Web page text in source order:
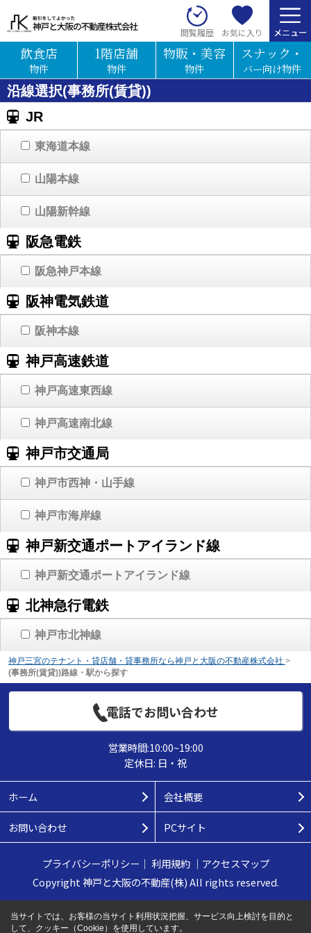
閲覧履歴 お気に入り
飲食店
物件
1階店舗
物件
物販・美容
物件
スナック・
バー向け物件
沿線選択(事務所(賃貸))
JR
東海道本線
山陽本線
山陽新幹線
阪急電鉄
阪急神戸本線
阪神電気鉄道
阪神本線
神戸高速鉄道
神戸高速東西線
神戸高速南北線
神戸市交通局
神戸市西神・山手線
神戸市海岸線
神戸新交通ポートアイランド線
神戸新交通ポートアイランド線
北神急行電鉄
神戸市北神線
神戸三宮のテナント・貸店舗・貸事務所なら神戸と大阪の不動産株式会社 >
(事務所(賃貸))路線・駅から探す
電話でお問い合わせ
営業時間:10:00~19:00
定休日: 日・祝
ホーム 会社概要
お問い合わせ PCサイト
プライバシーポリシー ｜ 利用規約｜ アクセスマップ
Copyright 神戸と大阪の不動産(株) All rights reserved.
当サイトでは、お客様の当サイト利用状況把握、サービス向上検討を目的と
して、クッキー（Cookie）を使用しています。